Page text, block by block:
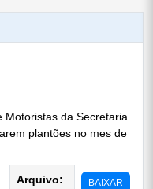
Motoristas da Secretaria
plantões no mes de
Arquivo: BAIXAR